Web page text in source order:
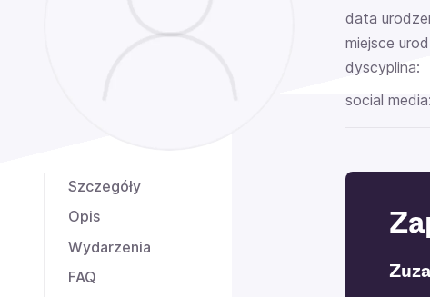
Szczegóły
Opis
Wydarzenia
FAQ
data
miejsce
dyscyplina:
social media: